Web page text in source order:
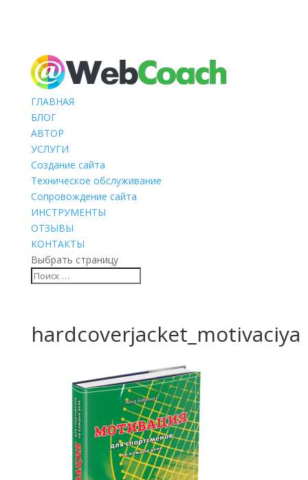
ГЛАВНАЯ
БЛОГ
АВТОР
УСЛУГИ
Создание сайта
Техническое обслуживание
Сопровождение сайта
ИНСТРУМЕНТЫ
ОТЗЫВЫ
КОНТАКТЫ
Выбрать страницу
hardcoverjacket_motivaciya